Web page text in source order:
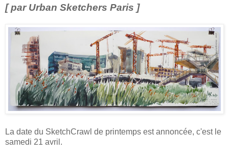
[ par Urban Sketchers Paris ]
La date du SketchCrawl de printemps est annoncée, c'est le
samedi 21 avril.